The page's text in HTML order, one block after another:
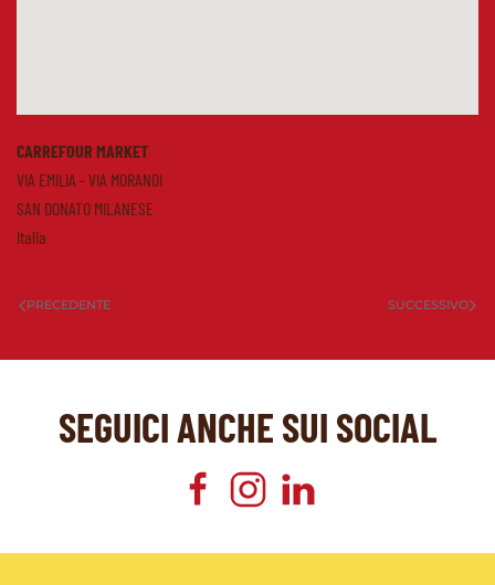
CARREFOUR MARKET
VIA EMILIA - VIA MORANDI
SAN DONATO MILANESE
Italia
PRECEDENTE SUCCESSIVO
SEGUICI ANCHE SUI SOCIAL